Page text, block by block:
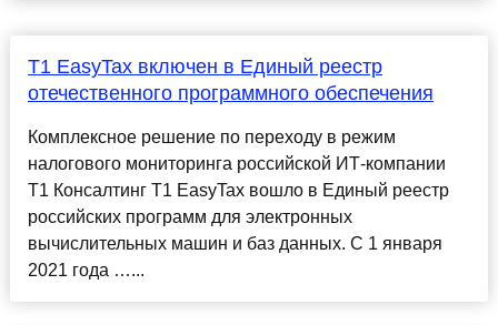
Т1 EasyTax включен в Единый реестр
отечественного программного обеспечения
Комплексное решение по переходу в режим
налогового мониторинга российской ИТ-компании
Т1 Консалтинг Т1 EasyTax вошло в Единый реестр
российских программ для электронных
вычислительных машин и баз данных. С 1 января
2021 года …...